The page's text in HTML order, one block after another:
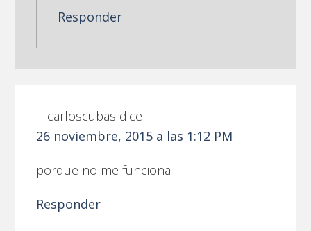
Responder
carloscubas dice
26 noviembre, 2015 a las 1:12 PM
porque no me funciona
Responder